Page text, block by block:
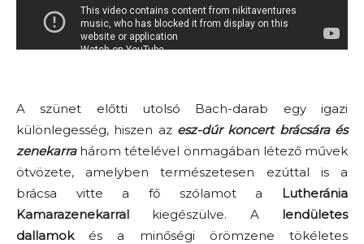
A szünet előtti utolsó Bach-darab egy igazi
különlegesség, hiszen az esz-dúr koncert brácsára és
zenekarrahárom tételével önmagában létező művek
ötvözete, amelyben természetesen ezúttal is a
brácsa vitte a fő szólamot a Lutheránia
Kamarazenekarral kiegészülve. A lendületes
dallamokés a minőségi örömzene tökéletes